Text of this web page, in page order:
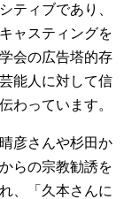
ティブであり、
ャスティングを
会の広告塔的存
能人に対して信
わっています。
彦さんや杉田か
らの宗教勧誘を
、「久本さんに